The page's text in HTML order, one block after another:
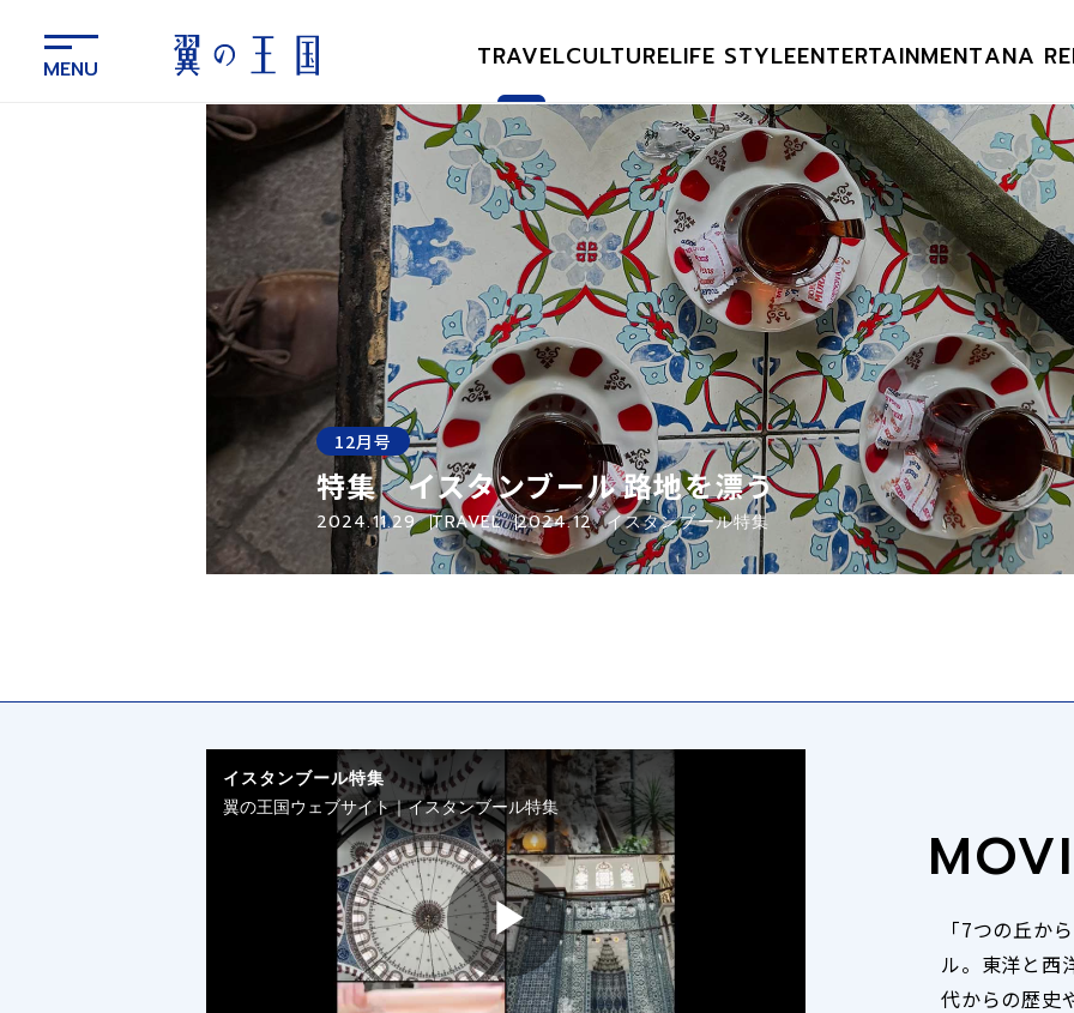
TRAVELCULTURELIFE STYLEENTERTAINMENTANA
特集 イスタンブール 路地を漂う
12月号
2024.11.29 TRAVEL 2024.12 イスタンブール特集
イスタンブール特集
翼の王国ウェブサイト｜イスタンブール特集
P